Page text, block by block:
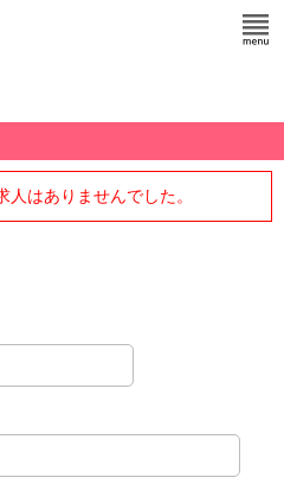
はありませんでした。